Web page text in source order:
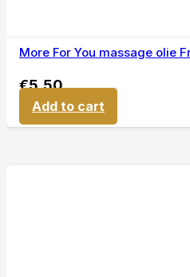
More For You massage olie
€5,50
Add to cart